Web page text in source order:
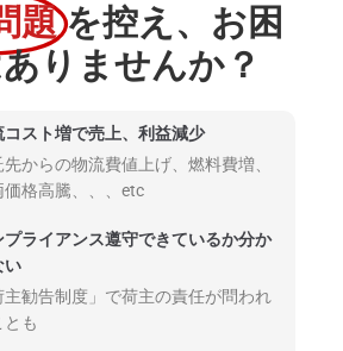
題 を控え、お困
りませんか？
コスト増で売上、利益減少
先からの物流費値上げ、燃料費増、
価格高騰、、、etc
プライアンス遵守できているか分か
い
主勧告制度」で荷主の責任が問われ
とも